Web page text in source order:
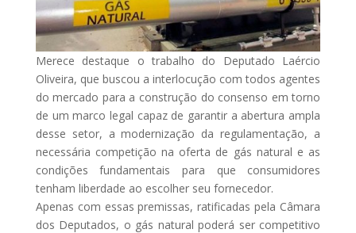
Merece destaque o trabalho do Deputado Laércio
Oliveira, que buscou a interlocução com todos agentes
do mercado para a construção do consenso em torno
de um marco legal capaz de garantir a abertura ampla
desse setor, a modernização da regulamentação, a
necessária competição na oferta de gás natural e as
condições fundamentais para que consumidores
tenham liberdade ao escolher seu fornecedor.
Apenas com essas premissas, ratificadas pela Câmara
dos Deputados, o gás natural poderá ser competitivo